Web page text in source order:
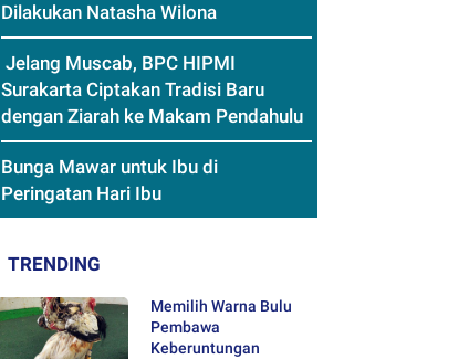
Dilakukan Natasha Wilona
Jelang Muscab, BPC HIPMI
Surakarta Ciptakan Tradisi Baru
dengan Ziarah ke Makam Pendahulu
Bunga Mawar untuk Ibu di
Peringatan Hari Ibu
TRENDING
Memilih Warna Bulu
Pembawa
Keberuntungan